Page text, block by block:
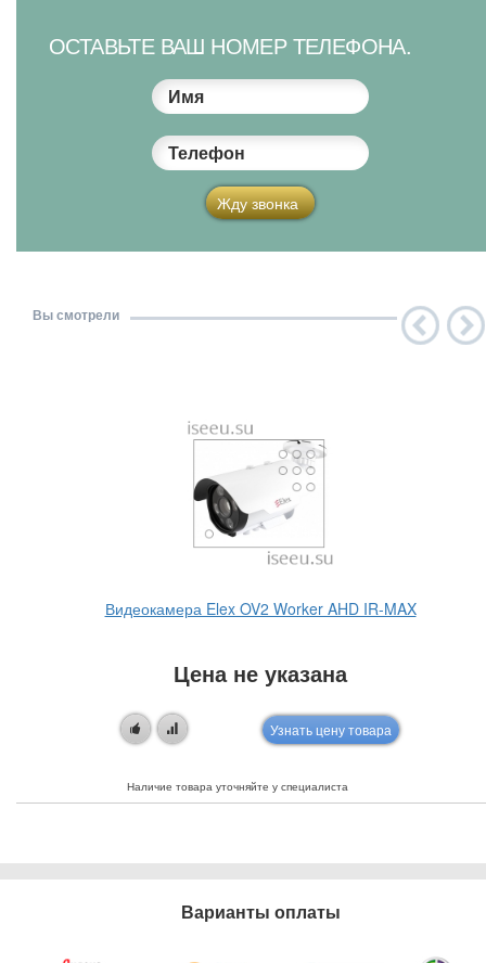
ОСТАВЬТЕ ВАШ НОМЕР ТЕЛЕФОНА.
Имя
Телефон
Жду звонка
Вы смотрели
Видеокамера Elex OV2 Worker AHD IR-MAX
Цена не указана
Узнать цену товара
Наличие товара уточняйте у специалиста
Варианты оплаты